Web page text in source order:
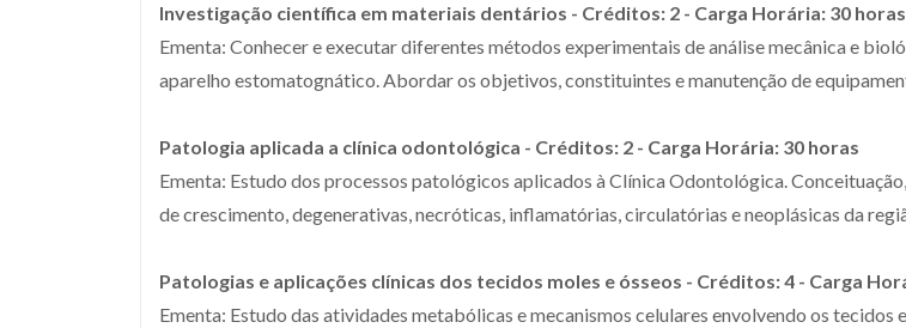
Investigação científica em materiais dentários - Créditos: 2 - Carga Horária: 30 horas
Ementa: Conhecer e executar diferentes métodos experimentais de análise mecânica e
aparelho estomatognático. Abordar os objetivos, constituintes e manutenção de
Patologia aplicada a clínica odontológica - Créditos: 2 - Carga Horária: 30 horas
Ementa: Estudo dos processos patológicos aplicados à Clínica Odontológica.
de crescimento, degenerativas, necróticas, inflamatórias, circulatórias e neoplásicas da
Patologias e aplicações clínicas dos tecidos moles e ósseos - Créditos: 4 - Carga
Ementa: Estudo das atividades metabólicas e mecanismos celulares envolvendo os